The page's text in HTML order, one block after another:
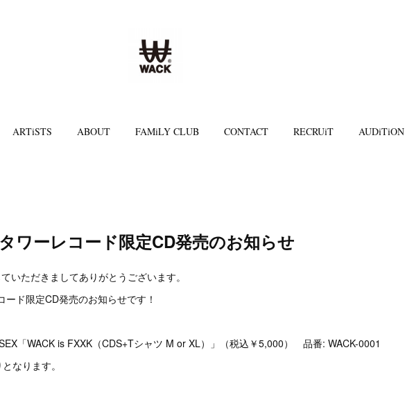
ARTiSTS ABOUT FAMiLY CLUB CONTACT RECRUiT AUDiTiON
ワーレコード限定CD発売のお知らせ
いただきましてありがとうございます。
ード限定CD発売のお知らせです！
「WACK is FXXK（CDS+Tシャツ M or XL）」（税込￥5,000） 品番: WACK-0001
なります。